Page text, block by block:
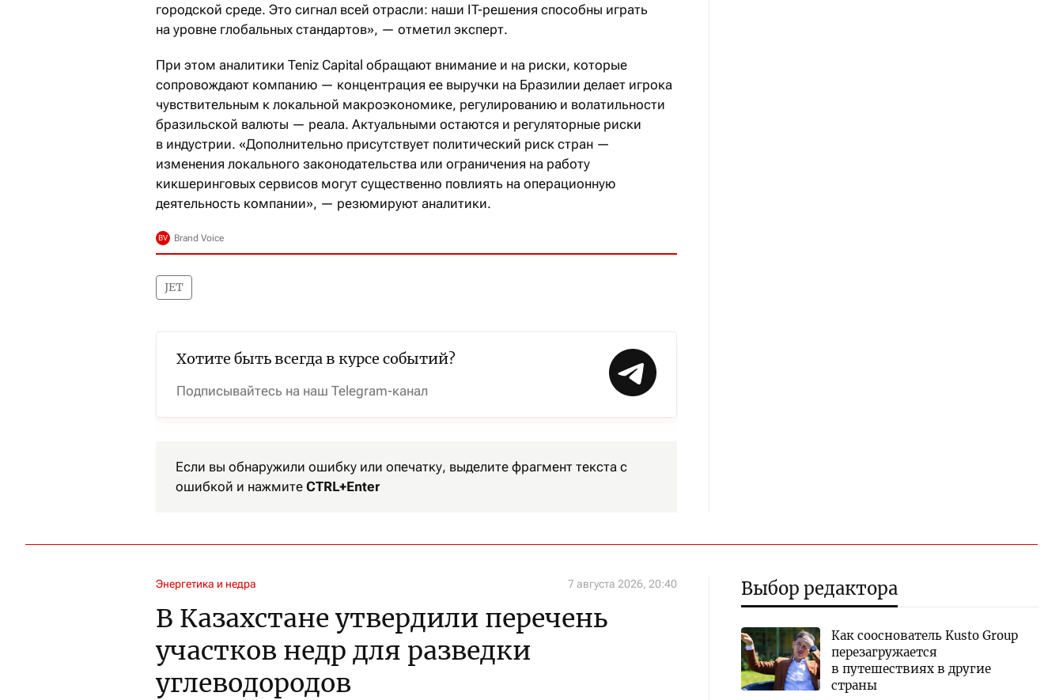
городской среде. Это сигнал всей отрасли: наши IT-решения способны играть
на уровне глобальных стандартов», — отметил эксперт.
При этом аналитики Teniz Capital обращают внимание и на риски, которые
сопровождают компанию — концентрация ее выручки на Бразилии делает игрока
чувствительным к локальной макроэкономике, регулированию и волатильности
бразильской валюты — реала. Актуальными остаются и регуляторные риски
в индустрии. «Дополнительно присутствует политический риск стран —
изменения локального законодательства или ограничения на работу
кикшеринговых сервисов могут существенно повлиять на операционную
деятельность компании», — резюмируют аналитики.
JET
Хотите быть всегда в курсе событий?
Подписывайтесь на наш Telegram-канал
Если вы обнаружили ошибку или опечатку, выделите фрагмент текста с
ошибкой и нажмите CTRL+Enter
Энергетика и недра 7 августа 2026, 20:40
В Казахстане утвердили перечень
участков недр для разведки
углеводородов
Выбор редактора
Как сооснователь Kusto Group
перезагружается
в путешествиях в другие
страны